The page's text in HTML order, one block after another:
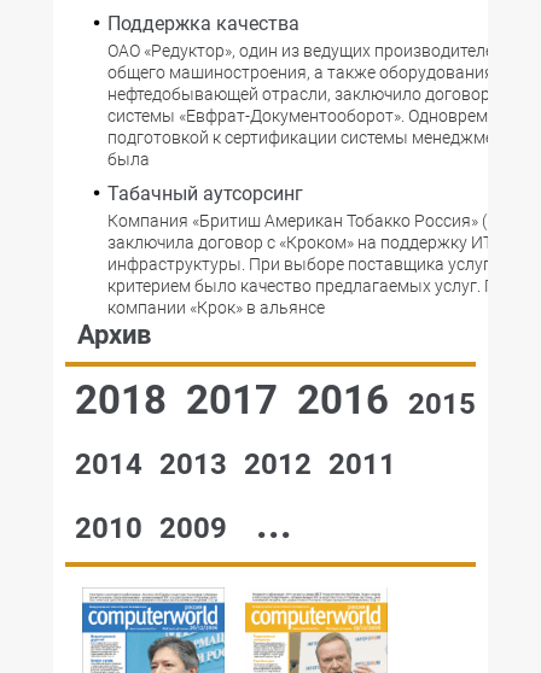
Поддержка качества
ОАО «Редуктор», один из ведущих производителей
общего машиностроения, а также оборудования для
нефтедобывающей отрасли, заключило договор на
системы «Евфрат-Документооборот». Одновременно с
подготовкой к сертификации системы менеджмента
была
Табачный аутсорсинг
Компания «Бритиш Американ Тобакко Россия» («БАТ
заключила договор с «Кроком» на поддержку ИТ-
инфраструктуры. При выборе поставщика услуг
критерием было качество предлагаемых услуг.
компании «Крок» в альянсе
Архив
2018 2017 2016
2015
2014 2013 2012 2011
2010 2009 ...